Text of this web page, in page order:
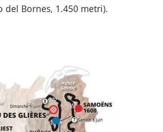
del Bornes, 1.450 metri).